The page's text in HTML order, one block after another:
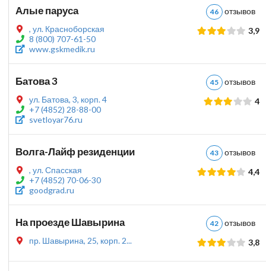
Алые паруса 46
, ул. Красноборская
8 (800) 707-61-50
www.gskmedik.ru
3,9
Батова 3 45
ул. Батова, 3, корп. 4
+7 (4852) 28-88-00
svetloyar76.ru
4
Волга-Лайф резиденции 43
, ул. Спасская
+7 (4852) 70-06-30
goodgrad.ru
4,4
На проезде Шавырина 42
пр. Шавырина, 25, корп. 2...
3,8